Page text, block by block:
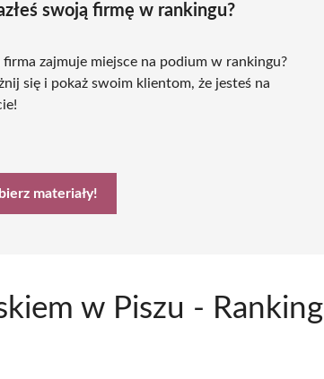
swoją firmę w rankingu?
firma zajmuje miejsce na podium w rankingu?
się i pokaż swoim klientom, że jesteś na
materiały!
w Piszu - Ranking